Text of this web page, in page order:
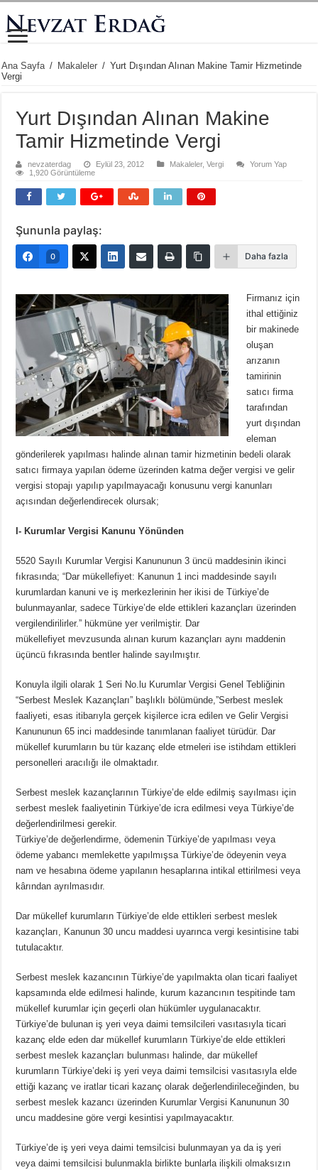
Ana Sayfa / Makaleler / Yurt Dışından Alınan Makine Tamir Hizmetinde
Vergi
Yurt Dışından Alınan Makine
Tamir Hizmetinde Vergi
nevzaterdag Eylül 23, 2012 Makaleler,Vergi
Yorum Yap
1,920 Görüntüleme
Şununla paylaş:
0 Daha fazla
Firmanız için
ithal ettiğiniz
bir makinede
oluşan
arızanın
tamirinin
satıcı firma
tarafından
yurt dışından
eleman
gönderilerek yapılması halinde alınan tamir hizmetinin bedeli olarak
satıcı firmaya yapılan ödeme üzerinden katma değer vergisi ve gelir
vergisi stopajı yapılıp yapılmayacağı konusunu vergi kanunları
açısından değerlendirecek olursak;
I- Kurumlar Vergisi Kanunu Yönünden
5520 Sayılı Kurumlar Vergisi Kanununun 3 üncü maddesinin ikinci
fıkrasında; “Dar mükellefiyet: Kanunun 1 inci maddesinde sayılı
kurumlardan kanuni ve iş merkezlerinin her ikisi de Türkiye’de
bulunmayanlar, sadece Türkiye’de elde ettikleri kazançları üzerinden
vergilendirilirler.” hükmüne yer verilmiştir. Dar
mükellefiyet mevzusunda alınan kurum kazançları aynı maddenin
üçüncü fıkrasında bentler halinde sayılmıştır.
Konuyla ilgili olarak 1 Seri No.lu Kurumlar Vergisi Genel Tebliğinin
“Serbest Meslek Kazançları” başlıklı bölümünde,”Serbest meslek
faaliyeti, esas itibarıyla gerçek kişilerce icra edilen ve Gelir Vergisi
Kanununun 65 inci maddesinde tanımlanan faaliyet türüdür. Dar
mükellef kurumların bu tür kazanç elde etmeleri ise istihdam ettikleri
personelleri aracılığı ile olmaktadır.
Serbest meslek kazançlarının Türkiye’de elde edilmiş sayılması için
serbest meslek faaliyetinin Türkiye’de icra edilmesi veya Türkiye’de
değerlendirilmesi gerekir.
Türkiye’de değerlendirme, ödemenin Türkiye’de yapılması veya
ödeme yabancı memlekette yapılmışsa Türkiye’de ödeyenin veya
nam ve hesabına ödeme yapılanın hesaplarına intikal ettirilmesi veya
kârından ayrılmasıdır.
Dar mükellef kurumların Türkiye’de elde ettikleri serbest meslek
kazançları, Kanunun 30 uncu maddesi uyarınca vergi kesintisine tabi
tutulacaktır.
Serbest meslek kazancının Türkiye’de yapılmakta olan ticari faaliyet
kapsamında elde edilmesi halinde, kurum kazancının tespitinde tam
mükellef kurumlar için geçerli olan hükümler uygulanacaktır.
Türkiye’de bulunan iş yeri veya daimi temsilcileri vasıtasıyla ticari
kazanç elde eden dar mükellef kurumların Türkiye’de elde ettikleri
serbest meslek kazançları bulunması halinde, dar mükellef
kurumların Türkiye’deki iş yeri veya daimi temsilcisi vasıtasıyla elde
ettiği kazanç ve iratlar ticari kazanç olarak değerlendirileceğinden, bu
serbest meslek kazancı üzerinden Kurumlar Vergisi Kanununun 30
uncu maddesine göre vergi kesintisi yapılmayacaktır.
Türkiye’de iş yeri veya daimi temsilcisi bulunmayan ya da iş yeri
veya daimi temsilcisi bulunmakla birlikte bunlarla ilişkili olmaksızın